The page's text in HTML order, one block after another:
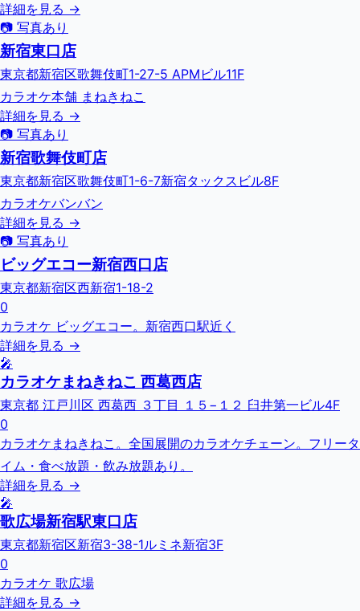
詳細を見る →
📷 写真あり
新宿東口店
東京都新宿区歌舞伎町1-27-5 APMビル11F
カラオケ本舗 まねきねこ
詳細を見る →
📷 写真あり
新宿歌舞伎町店
東京都新宿区歌舞伎町1-6-7新宿タックスビル8F
カラオケバンバン
詳細を見る →
📷 写真あり
ビッグエコー新宿西口店
東京都新宿区西新宿1-18-2
0
カラオケ ビッグエコー。新宿西口駅近く
詳細を見る →
🎤
カラオケまねきねこ 西葛西店
東京都 江戸川区 西葛西 ３丁目 １５−１２ 臼井第一ビル4F
0
カラオケまねきねこ。全国展開のカラオケチェーン。フリータ
イム・食べ放題・飲み放題あり。
詳細を見る →
🎤
歌広場新宿駅東口店
東京都新宿区新宿3-38-1ルミネ新宿3F
0
カラオケ 歌広場
詳細を見る →